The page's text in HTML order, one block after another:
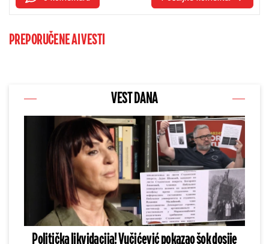
PREPORUČENE AI VESTI
VEST DANA
Politička likvidacija! Vučićević pokazao šok dosije